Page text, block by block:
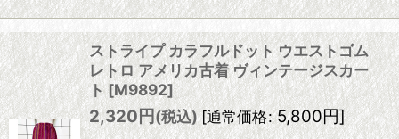
ストライプ カラフルドット ウエストゴム
レトロ アメリカ古着 ヴィンテージスカー
ト[M9892]
2,320円(税込) [通常価格: 5,800円]